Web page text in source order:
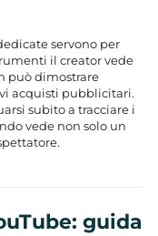
servono per
il creator vede
può dimostrare
acquisti pubblicitari.
subito a tracciare i
vede non solo un
guida